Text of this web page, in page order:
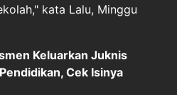
kata Lalu, Minggu
Keluarkan Juknis
Cek Isinya